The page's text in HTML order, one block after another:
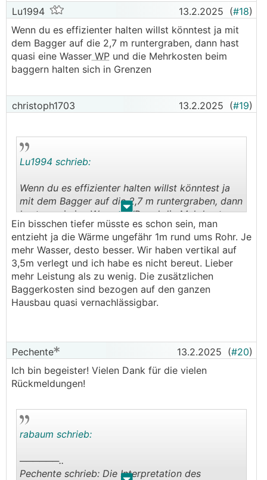
Lu1994 13.2.2025 (#18)
Wenn du es effizienter halten willst könntest ja mit
dem Bagger auf die 2,7 m runtergraben, dann hast
quasi eine Wasser WP und die Mehrkosten beim
baggern halten sich in Grenzen
christoph1703 13.2.2025 (#19)
. .
Lu1994 schrieb:
Wenn du es effizienter halten willst könntest ja
mit dem Bagger auf die 2,7 m runtergraben, dann
hast quasi eine WasserWPund die Mehrkosten
beim baggern halten sich in Grenzen
Ein bisschen tiefer müsste es schon sein, man
entzieht ja die Wärme ungefähr 1m rund ums Rohr. Je
mehr Wasser, desto besser. Wir haben vertikal auf
3,5m verlegt und ich habe es nicht bereut. Lieber
mehr Leistung als zu wenig. Die zusätzlichen
Baggerkosten sind bezogen auf den ganzen
Hausbau quasi vernachlässigbar.
Pechente 13.2.2025 (#20)
Ich bin begeister! Vielen Dank für die vielen
Rückmeldungen!
rabaum schrieb:
──────..
Pechente schrieb: Die Interpretation des